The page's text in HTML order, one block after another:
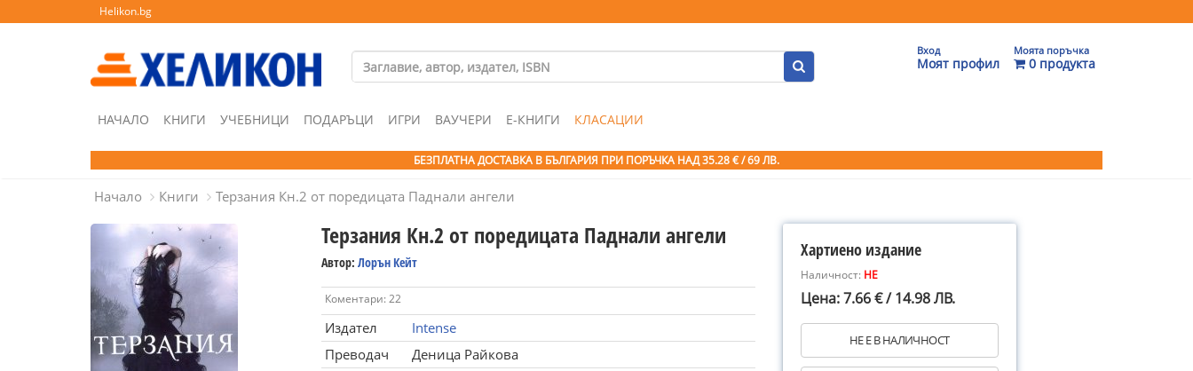
Helikon.bg
Вход
Моят профил
Моята поръчка
0 продукта
НАЧАЛО КНИГИ УЧЕБНИЦИ ПОДАРЪЦИ ИГРИ ВАУЧЕРИ Е-КНИГИ КЛАСАЦИИ
БЕЗПЛАТНА ДОСТАВКА В БЪЛГАРИЯ ПРИ ПОРЪЧКА НАД 35.28 € / 69 ЛВ.
Начало Книги Терзания Кн.2 от поредицата Паднали ангели
Терзания Кн.2 от поредицата Паднали ангели
Автор: Лорън Кейт
Коментари: 22
Издател
Intense
Преводач
Деница Райкова
Хартиено издание
Наличност: НЕ
Цена: 7.66 € / 14.98 ЛВ.
НЕ Е В НАЛИЧНОСТ